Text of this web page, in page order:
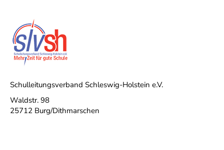
Schulleitungsverband Schleswig-Holstein e.V.
Waldstr. 98
25712 Burg/Dithmarschen